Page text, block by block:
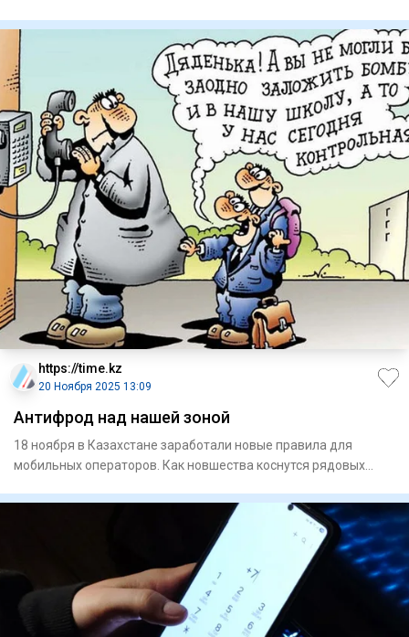
https://time.kz
20 Ноября 2025 13:09
Антифрод над нашей зоной
18 ноября в Казахстане заработали новые правила для
мобильных операторов. Как новшества коснутся рядовых